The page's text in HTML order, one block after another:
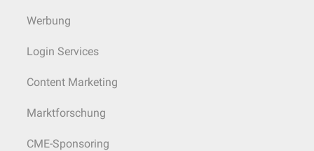
Werbung
Login Services
Content Marketing
Marktforschung
CME-Sponsoring